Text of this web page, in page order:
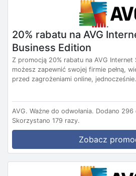
20% rabatu na AVG
Business Edition
Z promocją 20% rabatu na AVG Internet
możesz zapewnić swojej firmie pełną,
przed zagrożeniami online,
AVG. Ważne do odwołania. Dodano 296
Skorzystano 179 razy.
Zobacz